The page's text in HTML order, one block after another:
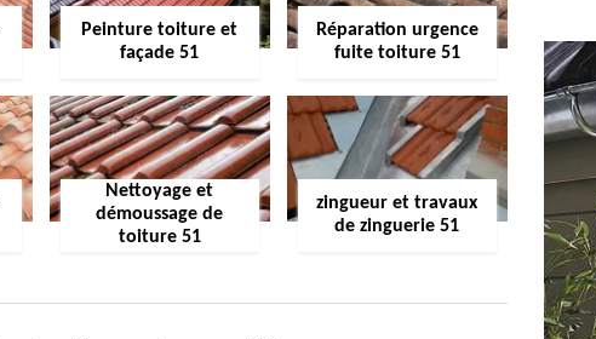
Peinture toiture et
façade 51
Réparation urgence
fuite toiture 51
Nettoyage et
démoussage de
toiture 51
zingueur et travaux
de zinguerie 51